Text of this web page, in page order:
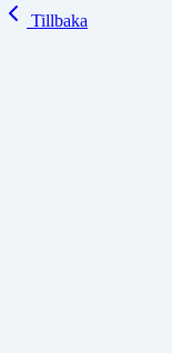
Tillbaka